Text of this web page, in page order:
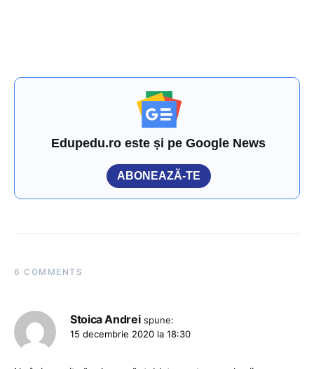
Edupedu.ro este și pe Google News
ABONEAZĂ-TE
6 COMMENTS
Stoica Andrei spune:
15 decembrie 2020 la 18:30